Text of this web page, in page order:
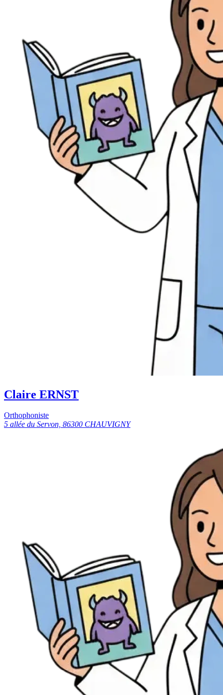
Claire ERNST
Orthophoniste
5 allée du Servon, 86300 CHAUVIGNY